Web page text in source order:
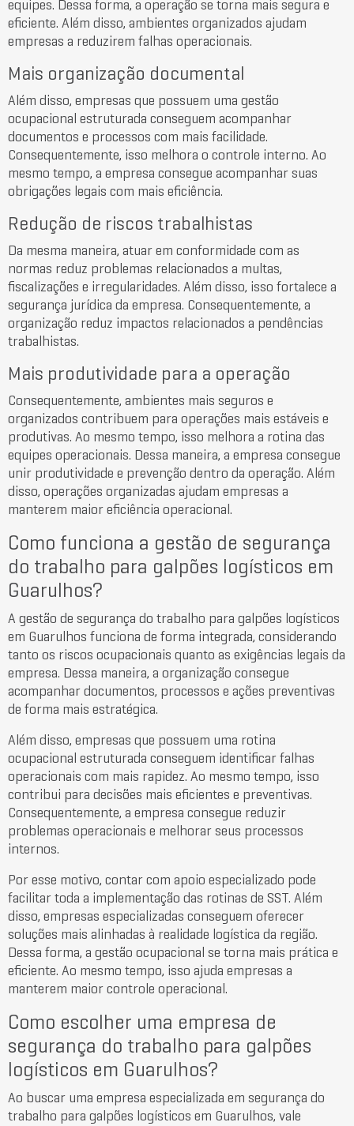
equipes. Dessa forma, a operação se torna mais segura e
eficiente. Além disso, ambientes organizados ajudam
empresas a reduzirem falhas operacionais.
Mais organização documental
Além disso, empresas que possuem uma gestão
ocupacional estruturada conseguem acompanhar
documentos e processos com mais facilidade.
Consequentemente, isso melhora o controle interno. Ao
mesmo tempo, a empresa consegue acompanhar suas
obrigações legais com mais eficiência.
Redução de riscos trabalhistas
Da mesma maneira, atuar em conformidade com as
normas reduz problemas relacionados a multas,
fiscalizações e irregularidades. Além disso, isso fortalece a
segurança jurídica da empresa. Consequentemente, a
organização reduz impactos relacionados a pendências
trabalhistas.
Mais produtividade para a operação
Consequentemente, ambientes mais seguros e
organizados contribuem para operações mais estáveis e
produtivas. Ao mesmo tempo, isso melhora a rotina das
equipes operacionais. Dessa maneira, a empresa consegue
unir produtividade e prevenção dentro da operação. Além
disso, operações organizadas ajudam empresas a
manterem maior eficiência operacional.
Como funciona a gestão de segurança
do trabalho para galpões logísticos em
Guarulhos?
A gestão de segurança do trabalho para galpões logísticos
em Guarulhos funciona de forma integrada, considerando
tanto os riscos ocupacionais quanto as exigências legais da
empresa. Dessa maneira, a organização consegue
acompanhar documentos, processos e ações preventivas
de forma mais estratégica.
Além disso, empresas que possuem uma rotina
ocupacional estruturada conseguem identificar falhas
operacionais com mais rapidez. Ao mesmo tempo, isso
contribui para decisões mais eficientes e preventivas.
Consequentemente, a empresa consegue reduzir
problemas operacionais e melhorar seus processos
internos.
Por esse motivo, contar com apoio especializado pode
facilitar toda a implementação das rotinas de SST. Além
disso, empresas especializadas conseguem oferecer
soluções mais alinhadas à realidade logística da região.
Dessa forma, a gestão ocupacional se torna mais prática e
eficiente. Ao mesmo tempo, isso ajuda empresas a
manterem maior controle operacional.
Como escolher uma empresa de
segurança do trabalho para galpões
logísticos em Guarulhos?
Ao buscar uma empresa especializada em segurança do
trabalho para galpões logísticos em Guarulhos, vale